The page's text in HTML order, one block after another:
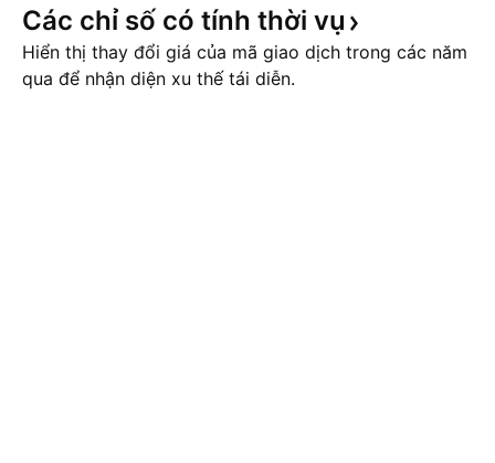
Các chỉ số có tính thời vụ
Hiển thị thay đổi giá của mã giao dịch trong các năm
qua để nhận diện xu thế tái diễn.